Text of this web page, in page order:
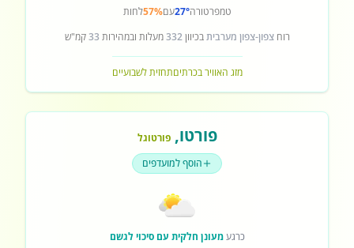
טמפרטורה27°עם57%לחות
רוחצפון-צפון מערביתבכיוון332מעלות ובמהירות 33קמ"ש
מזג האוויר בכרתיםתחזית לשבועיים
פורטו,פורטוגל
הוסף למועדפים
כרגעמעונן חלקית עם סיכוי לגשם